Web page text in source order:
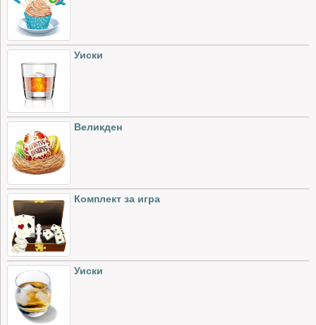
Уиски
Великден
Комплект за игра
Уиски